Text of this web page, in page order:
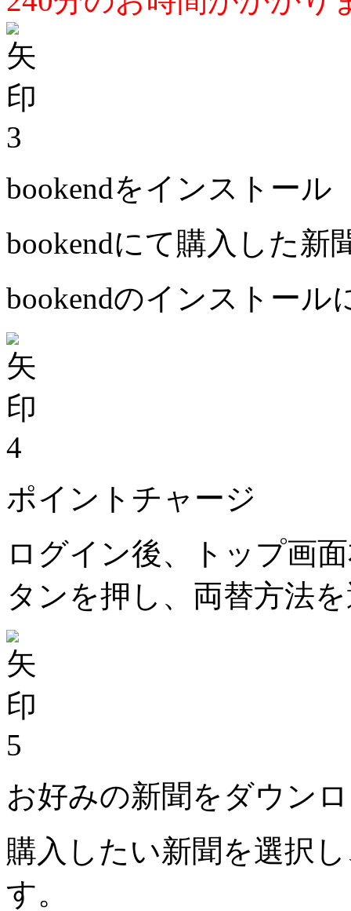
3
bookendをインストール
bookendにて購入した新
bookendのインストール
4
ポイントチャージ
ログイン後、トップ画
タンを押し、両替方法
5
お好みの新聞をダウン
購入したい新聞を選択
す。